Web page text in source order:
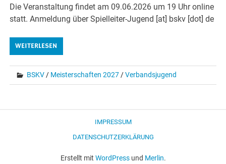
Die Veranstaltung findet am 09.06.2026 um 19 Uhr online
statt. Anmeldung über Spielleiter-Jugend [at] bskv [dot] de
WEITERLESEN
BSKV / Meisterschaften 2027 /Verbandsjugend
IMPRESSUM
DATENSCHUTZERKLÄRUNG
Erstellt mit WordPressund Merlin.